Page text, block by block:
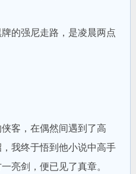
的强尼走路，是凌晨两点
客，在偶然间遇到了高
我终于悟到他小说中高手
亮剑，便已见了真章。